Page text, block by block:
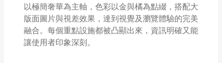
以極簡奢華為主軸，色彩以金與橘為點綴，搭配大
版面圖片與視差效果，達到視覺及瀏覽體驗的完美
融合。每個重點設施都被凸顯出來，資訊明確又能
讓使用者印象深刻。